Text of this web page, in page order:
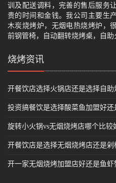
训及配送调料，完善的售后服务
贵的时间和金钱。我公司主要生
木炭烧烤炉，无烟电热烧烤炉，
前钢管椅，自动翻转烧烤桌，自
烧烤资讯
开餐饮店选择火锅店还是选择自助
投资搞餐饮是选择酸菜鱼加盟好还
旋转小火锅vs无烟烧烤店哪个比较
开餐饮店是选择无烟烧烤店还是剁
开一家无烟烧烤加盟店好还是鱼虾